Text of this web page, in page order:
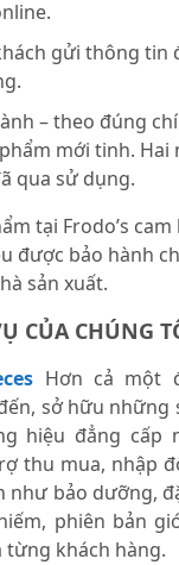
gửi thông tin
– theo đúng
mới tinh. Hai
qua sử dụng.
tại Frodo’s
được bảo hành
sản xuất.
CỦA CHÚNG
Hơn cả một
sở hữu những
hiệu đẳng cấp
thu mua, nhập
như bảo dưỡng,
phiên bản
từng khách hàng.